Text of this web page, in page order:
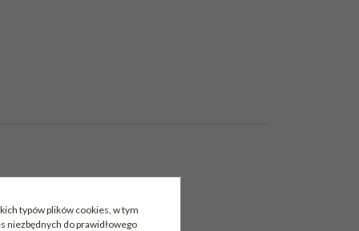
typów plików cookies, w tym
niezbędnych do prawidłowego